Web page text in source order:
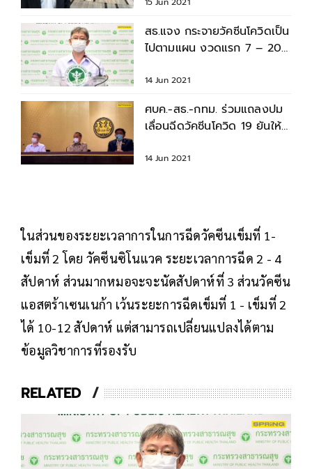
สธ.แจง กระจายวัคซีนโควิดเป็น
ไปตามแผน งวดแรก 7 – 20
14 Jun 2021
ศบค.-สธ.-กทม. ร่วมแถลงปม
เลื่อนฉีดวัคซีนโควิด 19 ยันให้
14 Jun 2021
ในส่วนของระยะเวลาการในการฉีดวัคซีนเข็มที่ 1-
เข็มที่ 2 โดย วัคซีนซิโนแวค ระยะเวลาการฉีด 2 - 4
สัปดาห์ ส่วนมากหมอจะจะนัดสัปดาห์ที่ 3 ส่วนวัคซีน
แอสตร้าเซนเนก้า เว้นระยะการฉีดเข็มที่ 1 - เข็มที่ 2
ได้ 10-12 สัปดาห์ แต่สามารถเปลี่ยนแปลงได้ตาม
ข้อมูลวิชาการที่รองรับ
RELATED